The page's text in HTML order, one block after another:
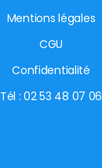
Mentions légales
CGU
Confidentialité
Tél : 02 53 48 07 06